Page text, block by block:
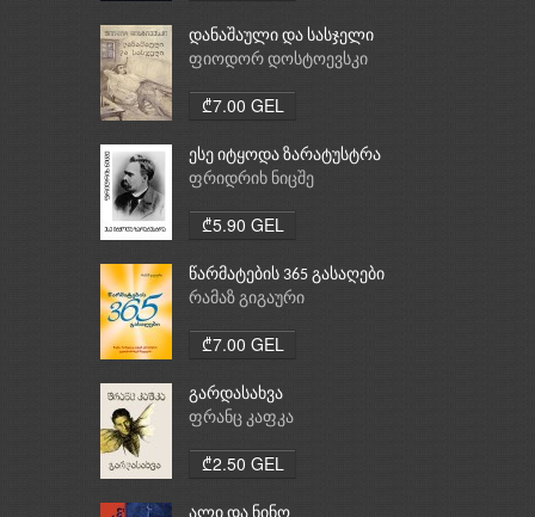
დანაშაული და სასჯელი
ფიოდორ დოსტოევსკი
₾7.00 GEL
ესე იტყოდა ზარატუსტრა
ფრიდრიხ ნიცშე
₾5.90 GEL
წარმატების 365 გასაღები
რამაზ გიგაური
₾7.00 GEL
გარდასახვა
ფრანც კაფკა
₾2.50 GEL